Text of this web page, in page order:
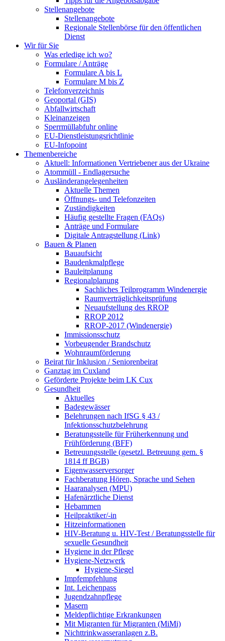
Stellenangebote
Stellenangebote
Regionale Stellenbörse für den öffentlichen
Dienst
Wir für Sie
Was erledige ich wo?
Formulare / Anträge
Formulare A bis L
Formulare M bis Z
Telefonverzeichnis
Geoportal (GIS)
Abfallwirtschaft
Kleinanzeigen
Sperrmüllabfuhr online
EU-Dienstleistungsrichtlinie
EU-Infopoint
Themenbereiche
Aktuell: Informationen Vertriebener aus der Ukraine
Atommüll - Endlagersuche
Ausländerangelegenheiten
Aktuelle Themen
Öffnungs- und Telefonzeiten
Zuständigkeiten
Häufig gestellte Fragen (FAQs)
Anträge und Formulare
Digitale Antragstellung (Link)
Bauen & Planen
Bauaufsicht
Baudenkmalpflege
Bauleitplanung
Regionalplanung
Sachliches Teilprogramm Windenergie
Raumverträglichkeitsprüfung
Neuaufstellung des RROP
RROP 2012
RROP-2017 (Windenergie)
Immissionsschutz
Vorbeugender Brandschutz
Wohnraumförderung
Beirat für Inklusion / Seniorenbeirat
Ganztag im Cuxland
Geförderte Projekte beim LK Cux
Gesundheit
Aktuelles
Badegewässer
Belehrungen nach IfSG § 43 /
Infektionsschutzbelehrung
Beratungsstelle für Früherkennung und
Frühförderung (BFF)
Betreuungsstelle (gesetzl. Betreuung gem. §
1814 ff BGB)
Eigenwasserversorger
Fachberatung Hören, Sprache und Sehen
Haaranalysen (MPU)
Hafenärztliche Dienst
Hebammen
Heilpraktiker/-in
Hitzeinformationen
HIV-Beratung u. HIV-Test / Beratungsstelle für
sexuelle Gesundheit
Hygiene in der Pflege
Hygiene-Netzwerk
Hygiene-Siegel
Impfempfehlung
Int. Leichenpass
Jugendzahnpflege
Masern
Meldepflichtige Erkrankungen
Mit Migranten für Migranten (MiMi)
Nichttrinkwasseranlagen z.B.